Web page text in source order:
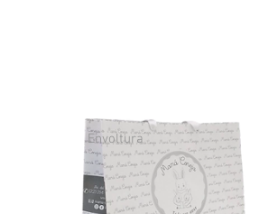
Envoltura